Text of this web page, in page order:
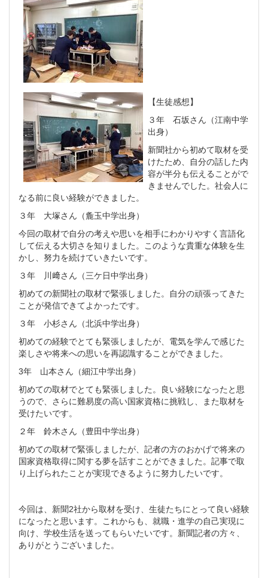
【生徒感想】
３年 石坂さん（江南中学
出身）
新聞社から初めて取材を受
けたため、自分の話した内
容が半分も伝えることがで
きませんでした。社会人に
なる前に良い経験ができました。
３年 大塚さん（麁玉中学出身）
今回の取材で自分の考えや思いを相手にわかりやすく言語化
して伝える大切さを知りました。このような貴重な体験を生
かし、努力を続けていきたいです。
３年 川﨑さん（三ケ日中学出身）
初めての新聞社の取材で緊張しました。自分の頑張ってきた
ことが発信できてよかったです。
３年 小杉さん（北浜中学出身）
初めての経験でとても緊張しましたが、電気を学んで感じた
楽しさや将来への思いを再認識することができました。
3年 山本さん（細江中学出身）
初めての取材でとても緊張しました。良い経験になったと思
うので、さらに難易度の高い国家資格に挑戦し、また取材を
受けたいです。
２年 鈴木さん（豊田中学出身）
初めての取材で緊張しましたが、記者の方のおかげで将来の
国家資格取得に関する夢を話すことができました。記事で取
り上げられたことが実現できるように努力したいです。
今回は、新聞2社から取材を受け、生徒たちにとって良い経験
になったと思います。これからも、就職・進学の自己実現に
向け、学校生活を送ってもらいたいです。新聞記者の方々、
ありがとうございました。